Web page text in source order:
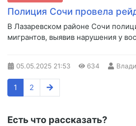
Полиция Сочи провела
В Лазаревском районе Сочи
мигрантов, выявив нарушения у
05.05.2025 21:53 634
1 2
Есть что рассказать?